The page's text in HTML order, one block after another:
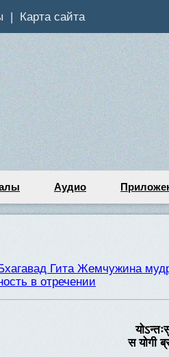
Карта сайта
Аудио
Гита Жемчужина
в отречении
स योगी